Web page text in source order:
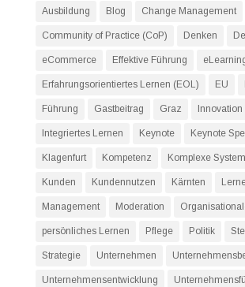
Ausbildung Blog Change Management
Community of Practice (CoP) Denken
eCommerce Effektive Führung
Erfahrungsorientiertes Lernen (EOL) EU
Führung Gastbeitrag Graz Innovation
Integriertes Lernen Keynote Keynote
Klagenfurt Kompetenz Komplexe
Kunden Kundennutzen Kärnten
Management Moderation
persönliches Lernen Pflege Politik
Strategie Unternehmen
Unternehmensentwicklung